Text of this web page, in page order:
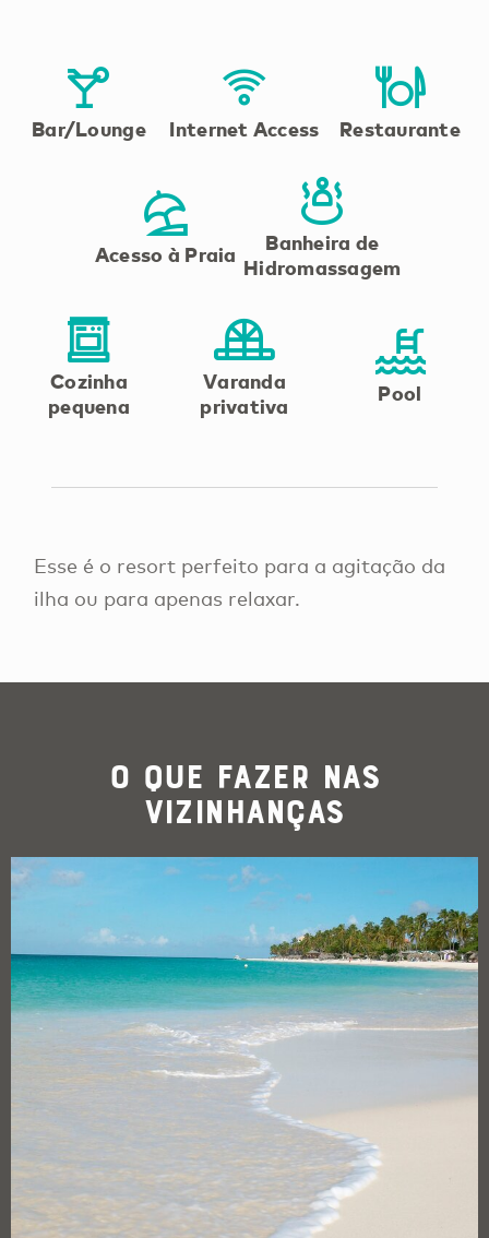
Bar/Lounge Internet Access Restaurante
Acesso à Praia
Banheira de
Hidromassagem
Cozinha
pequena
Varanda
privativa
Pool
Esse é o resort perfeito para a agitação da
ilha ou para apenas relaxar.
O que Fazer nas
Vizinhanças